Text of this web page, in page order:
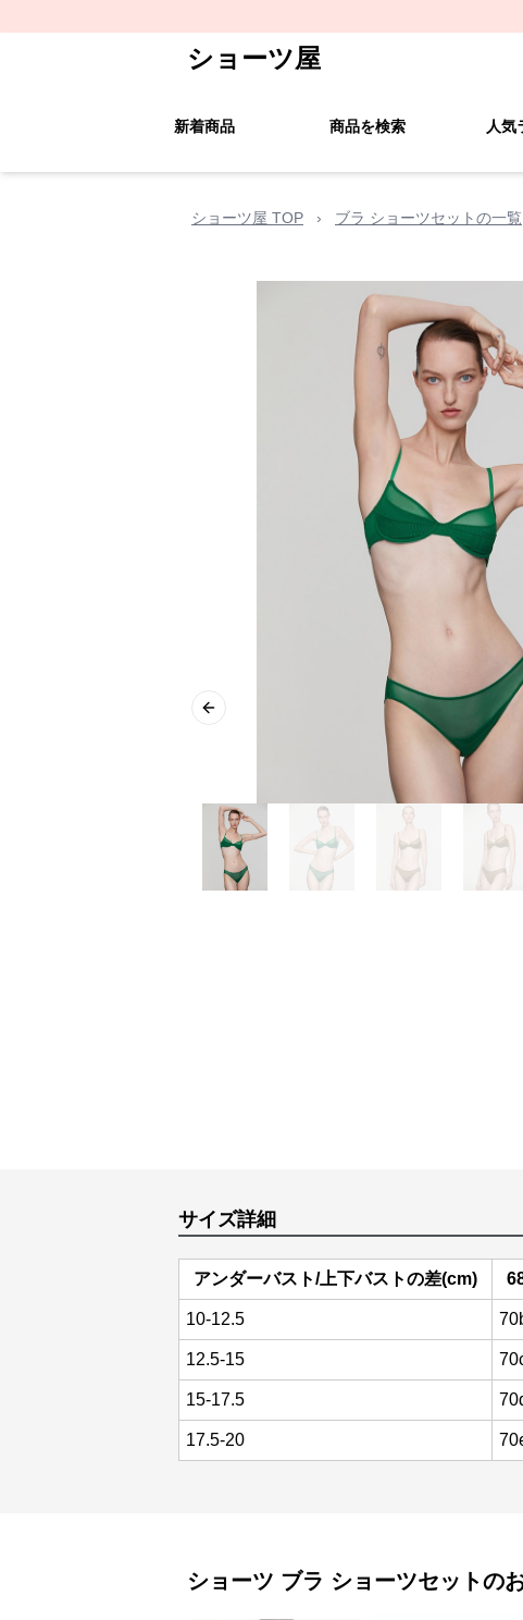
ショーツ屋
新着商品 商品を検索 人気
ショーツ屋 TOP › ブラ ショーツセットの一覧
Previous slide
サイズ詳細
アンダーバスト/上下バストの差(cm)
10-12.5
12.5-15
15-17.5
17.5-20
ショーツ ブラ ショーツセットの